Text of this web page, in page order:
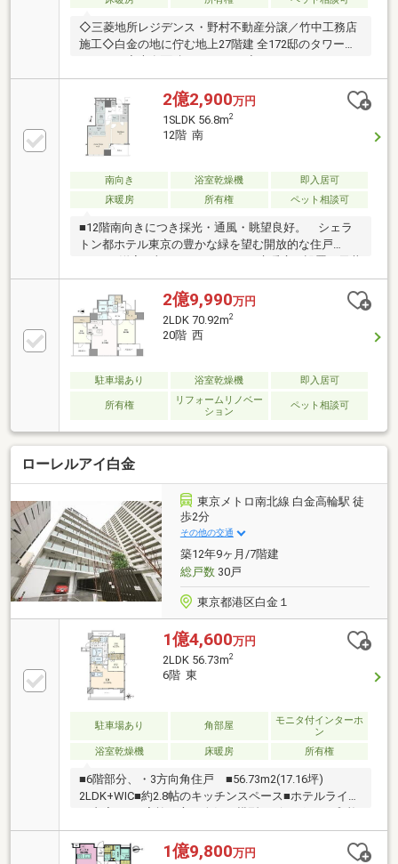
◇三菱地所レジデンス・野村不動産分譲／竹中工務店
施工◇白金の地に佇む地上27階建 全172邸のタワーレ
ジデンス◇専有面積：150.37m2◇3LDK＋3WIC＋SIC
＋N◇八芳園の緑、富士山を望む眺望（天候による）
◇ガラスと天然石を用いた水晶をイメージした外観デ
ザイン◇二層吹き抜けの開放感のあるエントランスホ
ール◇自然の趣と端正な人工美が調和する四季の庭◇
ペット飼育可能（管理規約による制限あり）
2億2,900万円
1SLDK 56.8m2
12階 南
南向き 浴室乾燥機
即入居可
床暖房
所有権 ペット相談可
■12階南向きにつき採光・通風・眺望良好。 シェラ
トン都ホテル東京の豊かな緑を望む開放的な住戸
■LDK・洋室に加え、キッチンにも床暖房を設置。天井
カセットエアコンも備えた快適仕様■免震構造採用。
各居住フロアに24時間ゴミ出し可能なダストスペース
あり■梁が少なく効率的な間取り。約7.1畳の洋室もゆ
とりある広さ■別邸のような2階ラウンジも魅力。セカ
ンドハウス・投資用にも適したサイズ感■ホテル至近
らしやすさも兼ね備えています▽ご内覧空室の物件と
なります。当社の諸費用企画は諸費用欄をご参照くだ
さい（他社様物件を含みます）。
2億9,990万円
2LDK 70.92m2
20階 西
駐車場あり 浴室乾燥機 即入居可
所有権
リフォームリノベー
ション
ペット相談可
ローレルアイ白金
東京メトロ南北線 白金高輪駅 徒
歩2分
その他の交通
築12年9ヶ月/7階建
総戸数30戸
東京都港区白金１
1億4,600万円
2LDK 56.73m2
6階 東
駐車場あり 角部屋
モニタ付インターホ
ン
浴室乾燥機
床暖房 所有権
■6階部分、・3方向角住戸 ■56.73m2(17.16坪)
2LDK+WIC■約2.8帖のキッチンスペース■ホテルライク
な内廊下■ご家族の方に人気な横型リビングタイプ■複
数駅、複数路線 利用可能！■平成25年12月新築 ・ 近鉄
不動産株式会社 旧分譲■充実したセキュリティシステ
1億9,800万円